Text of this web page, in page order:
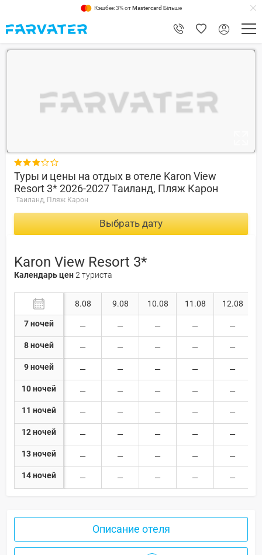
Кэшбек 3% отMastercard Більше

Туры и цены на отдых в отеле Karon View
Resort 3* 2026-2027 Таиланд, Пляж Карон
Таиланд, Пляж Карон
Выбрать дату
Karon View Resort 3*
Календарь цен2 туриста
7 ночей
8 ночей
9 ночей
10 ночей
11 ночей
12 ночей
13 ночей
14 ночей
8.08 9.08 10.08 11.08 12.08
Описание отеля